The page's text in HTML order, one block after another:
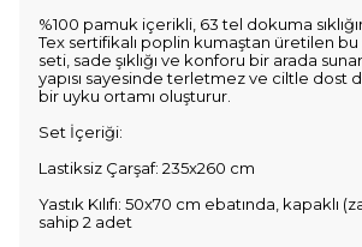
%100 pamuk içerikli, 63 tel dokuma
Tex sertifikalı poplin kumaştan üretilen
seti, sade şıklığı ve konforu bir arada
yapısı sayesinde terletmez ve ciltle dost
bir uyku ortamı oluşturur.
Set İçeriği:
Lastiksiz Çarşaf: 235x260 cm
Yastık Kılıfı: 50x70 cm ebatında, kapaklı
sahip 2 adet